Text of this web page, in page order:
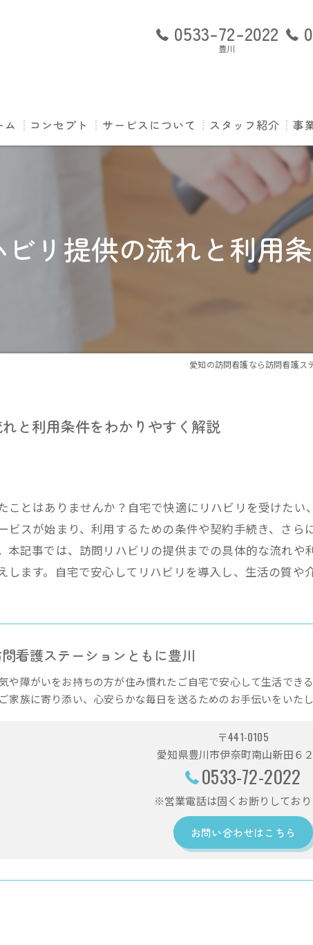
0533-72-2022
豊川
ム コンセプト サービスについて
ご利用の流れ
スタッフ紹介 事
訪
リ提供の流れと利用
愛知の訪問看護なら訪問看護ス
と利用条件をわかりやすく解説
ことはありませんか？自宅で快適にリハビリを受けた
ビスが始まり、利用するための条件や契約手続き、さ
本記事では、訪問リハビリの提供までの具体的な流れ
します。自宅で安心してリハビリを導入し、生活の質や
看護ステーションともに豊川
や障がいをお持ちの方が住み慣れたご自宅で安心して生活でき
家族に寄り添い、心安らかな毎日を送るためのお手伝いをいたし
〒441-0105
愛知県豊川市伊奈町南山新田６２
0533-72-2022
※営業電話は固くお断りしてお
お問い合わせはこちら